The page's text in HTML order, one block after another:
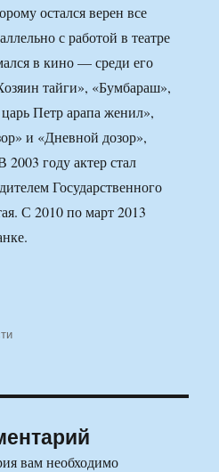
остался верен все
с работой в театре
в кино — среди его
тайги», «Бумбараш»,
Петр арапа женил»,
и «Дневной дозор»,
году актер стал
Государственного
С 2010 по март 2013
вам необходимо